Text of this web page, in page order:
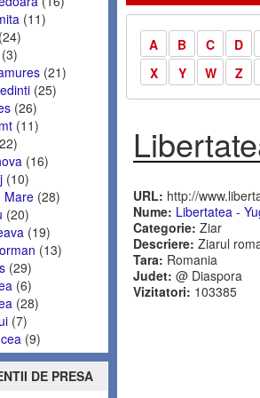
(11)
(24)
(3)
(21)
(25)
(26)
(11)
(16)
(10)
Mare (28)
(20)
(19)
(13)
(29)
(6)
(28)
(7)
(9)
DE PRESA
A B C
D
X
Y W Z
URL: http://
Nume: Libertatea -
Categorie: Ziar
Descriere: Ziarul
Tara: Romania
Judet: @ Diaspora
Vizitatori: 103385